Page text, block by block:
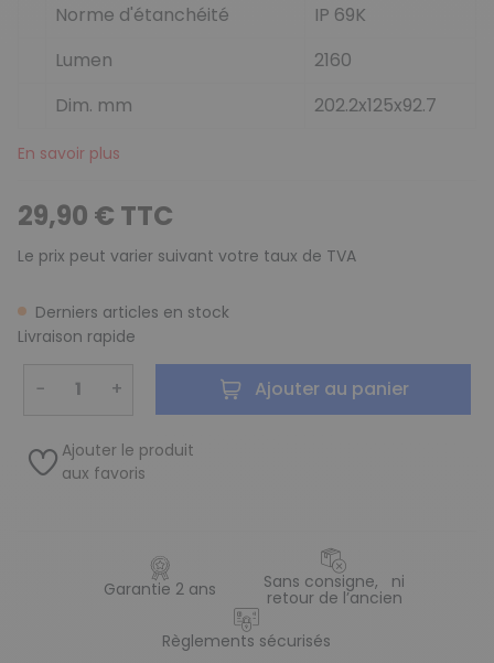
Norme d'étanchéité
IP 69K
Lumen
2160
Dim. mm
202.2x125x92.7
En savoir plus
29,90 € TTC
Le prix peut varier suivant votre taux de TVA
Derniers articles en stock
Livraison rapide
− + Ajouter au panier
Ajouter le produit
aux favoris
Garantie 2 ans Sans consigne, ni
retour de l’ancien
Règlements sécurisés